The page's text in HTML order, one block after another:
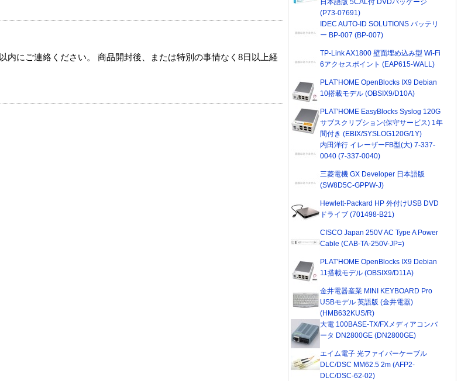
内にご連絡ください。 商品開封後、または特別の事情なく8日以上経
日本語版 5CAL付 DVDパッケージ
(P73-07691)
IDEC AUTO-ID SOLUTIONS バッテリ
ー BP-007 (BP-007)
TP-Link AX1800 壁面埋め込み型 Wi-Fi
6アクセスポイント (EAP615-WALL)
PLAT'HOME OpenBlocks IX9 Debian
10搭載モデル (OBSIX9/D10A)
PLAT'HOME EasyBlocks Syslog 120G
サブスクリプション(保守サービス) 1年
間付き (EBIX/SYSLOG120G/1Y)
内田洋行 イレーザーFB型(大) 7-337-
0040 (7-337-0040)
三菱電機 GX Developer 日本語版
(SW8D5C-GPPW-J)
Hewlett-Packard HP 外付けUSB DVD
ドライブ (701498-B21)
CISCO Japan 250V AC Type A Power
Cable (CAB-TA-250V-JP=)
PLAT'HOME OpenBlocks IX9 Debian
11搭載モデル (OBSIX9/D11A)
金井電器産業 MINI KEYBOARD Pro
USBモデル 英語版 (金井電器)
(HMB632KUS/R)
大電 100BASE-TX/FXメディアコンバ
ータ DN2800GE (DN2800GE)
エイム電子 光ファイバーケーブル
DLC/DSC MM62.5 2m (AFP2-
DLC/DSC-62-02)